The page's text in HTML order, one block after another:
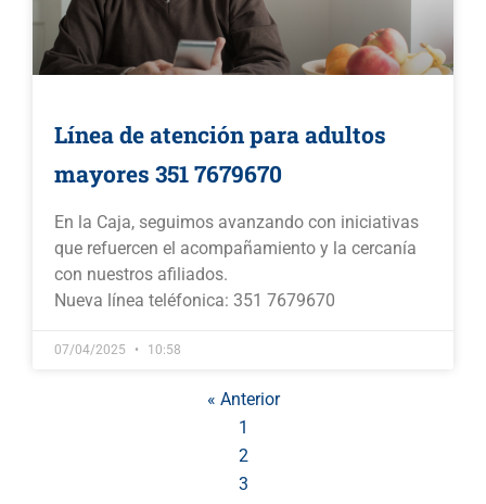
Línea de atención para adultos
mayores 351 7679670
En la Caja, seguimos avanzando con iniciativas
que refuercen el acompañamiento y la cercanía
con nuestros afiliados.
Nueva línea teléfonica: 351 7679670
07/04/2025 10:58
« Anterior
1
2
3